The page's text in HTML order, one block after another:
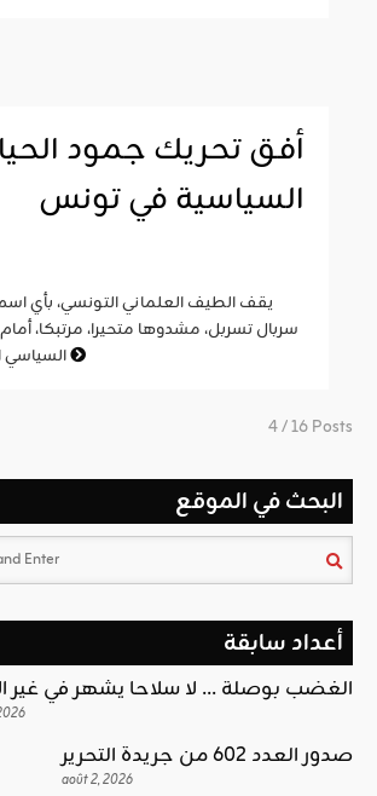
أفق تحريك جمود
السياسية في تونس
يقف الطيف العلماني التونسي، بأي
سربال تسربل، مشدوها متحيرا، مرتبكا،
السياسي
4 / 16 Posts
البحث في الموقع
أعداد سابقة
الغضب بوصلة … لا سلاحا يشهر في غير
صدور العدد 602 من جريدة التحرير
août 2, 2026